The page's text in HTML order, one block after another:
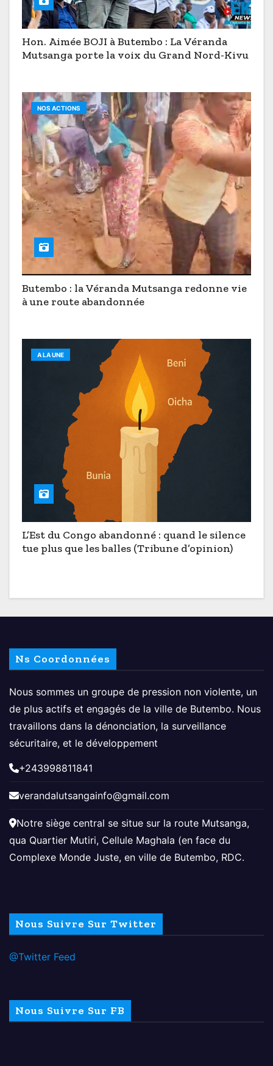
Hon. Aimée BOJI à Butembo : La Véranda
Mutsanga porte la voix du Grand Nord-Kivu
NOS ACTIONS
Butembo : la Véranda Mutsanga redonne vie
à une route abandonnée
A LA UNE
L’Est du Congo abandonné : quand le silence
tue plus que les balles (Tribune d’opinion)
Ns Coordonnées
Nous sommes un groupe de pression non violente, un
de plus actifs et engagés de la ville de Butembo. Nous
travaillons dans la dénonciation, la surveillance
sécuritaire, et le développement
+243998811841
verandalutsangainfo@gmail.com
Notre siège central se situe sur la route Mutsanga,
qua Quartier Mutiri, Cellule Maghala (en face du
Complexe Monde Juste, en ville de Butembo, RDC.
Nous Suivre Sur Twitter
@Twitter Feed
Nous Suivre Sur FB